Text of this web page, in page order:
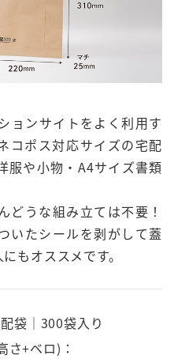
ョンサイトをよく利用す
コポス対応サイズの宅配
服や小物・A4サイズ書類
どうな組み立ては不要！
いたシールを剥がして蓋
もオススメです。
袋｜300袋入り
+ベロ)：